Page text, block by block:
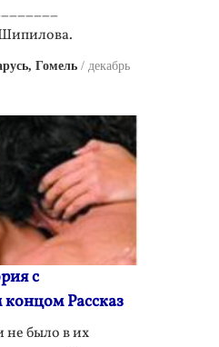
Гомель
декабрь
с
Рассказ
было в их